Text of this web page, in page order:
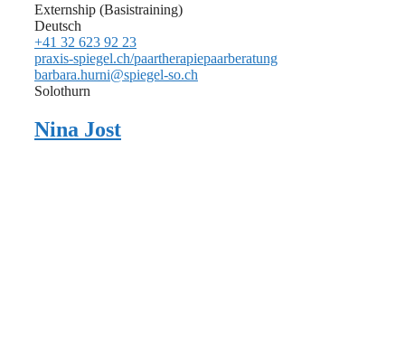
Externship (Basistraining)
Deutsch
+41 32 623 92 23
praxis-spiegel.ch/paartherapiepaarberatung
barbara.hurni@spiegel-so.ch
Solothurn
Nina Jost